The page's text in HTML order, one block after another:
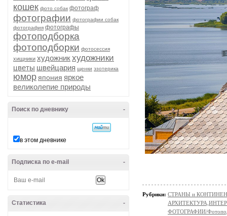
кошек фото собак фотограф
фотографии фотографии собак
фотография фотографы
фотоподборка
фотоподборки фотосессия
хищники художникхудожники
цветы швейцария щенки эзотерика
юмор япония яркое
великолепие природы
-
Поиск по дневнику
в этом дневнике
-
Подписка по e-mail
-
Статистика
Рубрики: СТРАНЫ и
ФОТОГРАФИИ/